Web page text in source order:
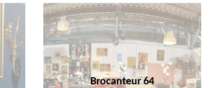
Brocanteur 64